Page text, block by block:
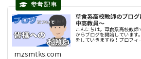
草食系高校教師のブロ
中高教員〜
こんにちは。草食系高校教
からブログを開始していま
をしていきますね！プロフ
関西趣味： FX 音楽
mzsmtks.com